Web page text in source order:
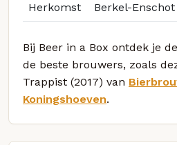
Herkomst Berkel-Enschot
Bij Beer in a Box ontdek je
de beste brouwers, zoals
Trappist (2017) van
Koningshoeven.